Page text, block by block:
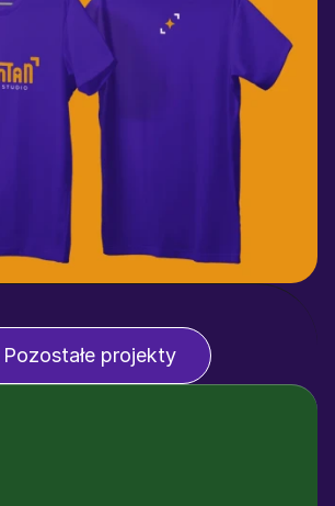
Pozostałe projekty